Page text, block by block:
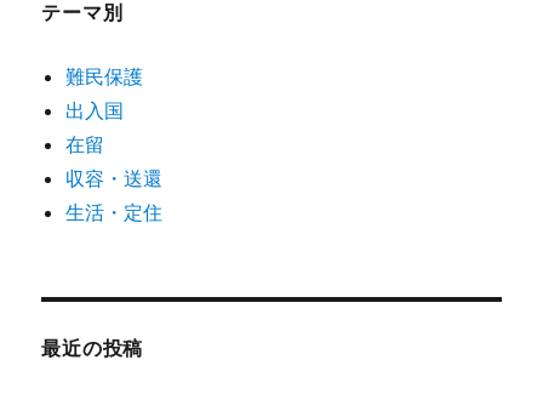
テーマ別
難民保護
出入国
在留
収容・送還
生活・定住
最近の投稿